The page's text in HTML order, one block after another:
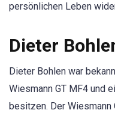
persönlichen Leben
Dieter
Dieter Bohlen war
Wiesmann GT MF4 und
besitzen. Der